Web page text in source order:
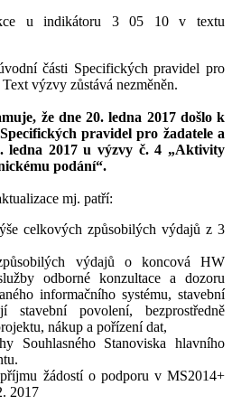
u indikátoru 3 05 10 v textu
části Specifických pravidel pro
výzvy zůstává nezměněn.
že dne 20. ledna 2017 došlo k
pravidel pro žadatele a
ledna 2017 u výzvy č. 4 „Aktivity
podání“.
mj. patří:
celkových způsobilých výdajů z 3
výdajů o koncová HW
odborné konzultace a dozoru
informačního systému, stavební
stavební povolení, bezprostředně
nákup a pořízení dat,
Souhlasného Stanoviska hlavního
žádostí o podporu v MS2014+
2017